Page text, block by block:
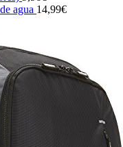
agua 14,99€